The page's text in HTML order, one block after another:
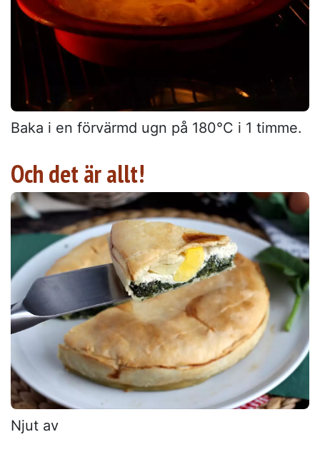
Baka i en förvärmd ugn på 180°C i 1 timme.
Och det är allt!
Njut av